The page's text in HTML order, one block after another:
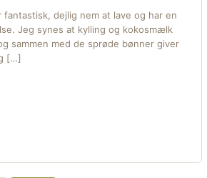
fantastisk, dejlig nem at lave og har en
Jeg synes at kylling og kokosmælk
sammen med de sprøde bønner giver
[…]